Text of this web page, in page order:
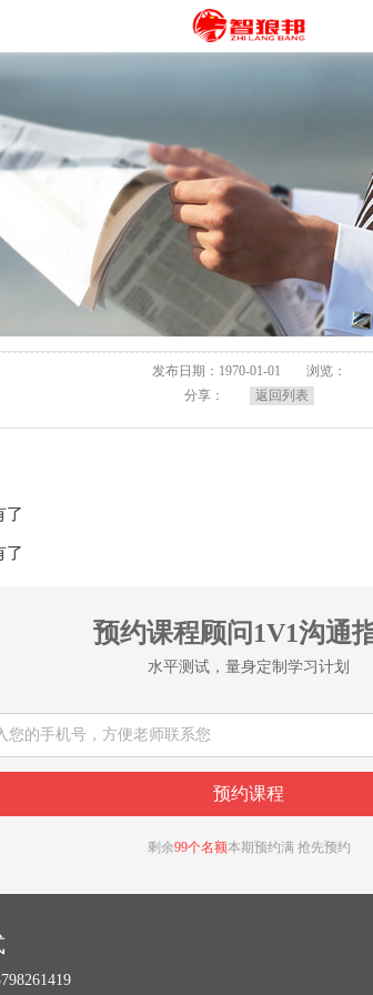
发布日期：1970-01-01
浏览：
分享：
返回列表
了
了
预约课程顾问1V1沟通
水平测试，量身定制学习计划
剩余99个名额本期预约满 抢先预约